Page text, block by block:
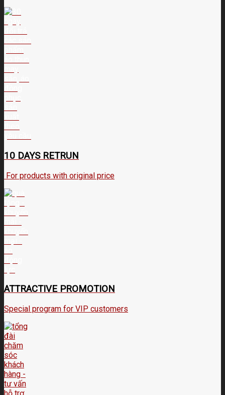
10 DAYS RETRUN
For products with original price
ATTRACTIVE PROMOTION
Special program for VIP customers